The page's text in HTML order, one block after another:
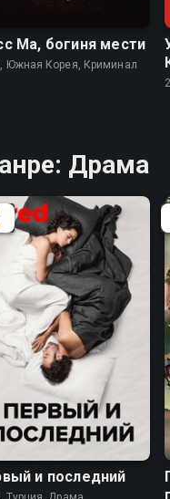
Ма, богиня мести
Южная Корея, Криминал
Драма
и последний